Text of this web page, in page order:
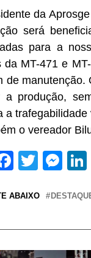
da
será
para a
da MT-471 e
de manutenção.
a produção,
a
o vereador
Twitter
ABAIXO